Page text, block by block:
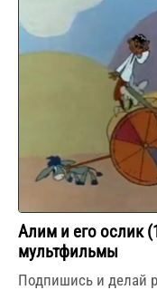
Алим и его ослик
мультфильмы
Подпишись и делай